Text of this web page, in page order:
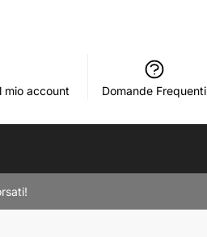
mio account Domande Frequenti